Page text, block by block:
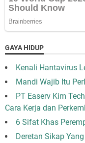
GAYA HIDUP
Kenali Hantavirus
Mandi Wajib Itu
PT Easerv Kim
Cara Kerja dan
6 Sifat Khas
Deretan Sikap